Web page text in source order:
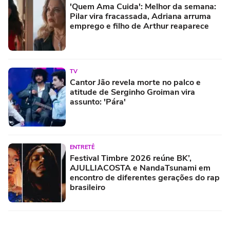
'Quem Ama Cuida': Melhor da semana:
Pilar vira fracassada, Adriana arruma
emprego e filho de Arthur reaparece
TV
Cantor Jão revela morte no palco e
atitude de Serginho Groiman vira
assunto: 'Pára'
ENTRETÊ
Festival Timbre 2026 reúne BK’,
AJULLIACOSTA e NandaTsunami em
encontro de diferentes gerações do rap
brasileiro